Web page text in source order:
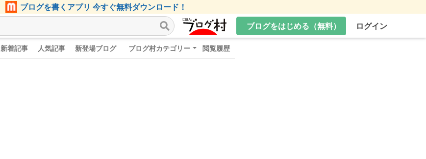
ブログを書くアプリ 今すぐ無料ダウンロード！
ブログをはじめる（無料）
ログイン
新着記事 人気記事 新登場ブログ ブログ村カテゴリー 閲覧履歴